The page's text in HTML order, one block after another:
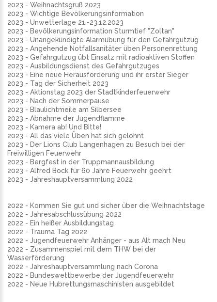
2023 - Weihnachtsgruß 2023
2023 - Wichtige Bevölkerungsinformation
2023 - Unwetterlage 21.-23.12.2023
2023 - Bevölkerungsinformation Sturmtief "Zoltan"
2023 - Unangekündigte Alarmübung für den Gefahrgutzug
2023 - Angehende Notfallsanitäter üben Personenrettung
2023 - Gefahrgutzug übt Einsatz mit radioaktiven Stoffen
2023 - Ausbildungsdienst des Gefahrgutzuges
2023 - Eine neue Herausforderung und ihr erster Sieger
2023 - Tag der Sicherheit 2023
2023 - Aktionstag 2023 der Stadtkinderfeuerwehr
2023 - Nach der Sommerpause
2023 - Blaulichtmeile am Silbersee
2023 - Abnahme der Jugendflamme
2023 - Kamera ab! Und Bitte!
2023 - All das viele Üben hat sich gelohnt
2023 - Der Lions Club Langenhagen zu Besuch bei der
Freiwilligen Feuerwehr
2023 - Bergfest in der Truppmannausbildung
2023 - Alfred Bock für 60 Jahre Feuerwehr geehrt
2023 - Jahreshauptversammlung 2022
2022 - Kommen Sie gut und sicher über die Weihnachtstage
2022 - Jahresabschlussübung 2022
2022 - Ein heißer Ausbildungstag
2022 - Trauma Tag 2022
2022 - Jugendfeuerwehr Anhänger - aus Alt mach Neu
2022 - Zusammenspiel mit dem THW bei der
Wasserförderung
2022 - Jahreshauptversammlung nach Corona
2022 - Bundeswettbewerbe der Jugendfeuerwehr
2022 - Neue Hubrettungsmaschinisten ausgebildet